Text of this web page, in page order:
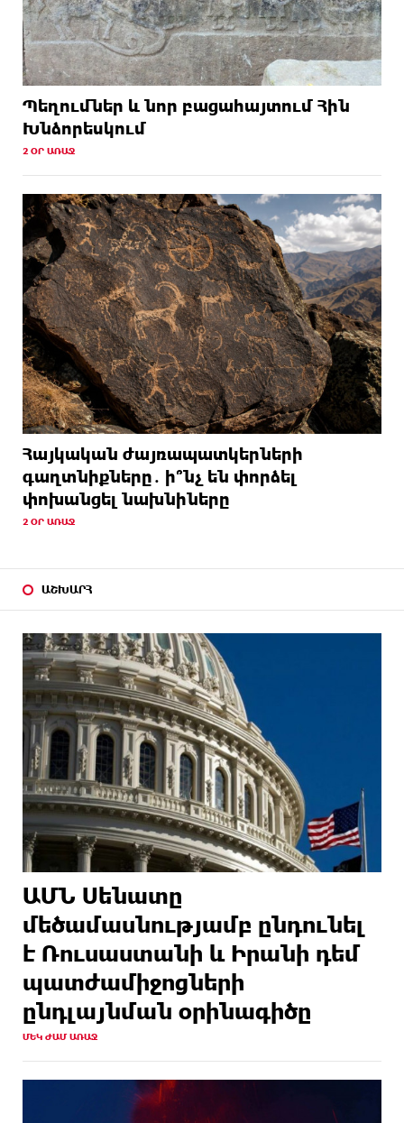
Պեղումներ և նոր բացահայտում Հին
Խնձորեսկում
2 ՕՐ ԱՌԱՋ
Հայկական ժայռապատկերների
գաղտնիքները․ ի՞նչ են փորձել
փոխանցել նախնիները
2 ՕՐ ԱՌԱՋ
ԱՇԽԱՐՀ
ԱՄՆ Սենատը
մեծամասնությամբ ընդունել
է Ռուսաստանի և Իրանի դեմ
պատժամիջոցների
ընդլայնման օրինագիծը
ՄԵԿ ԺԱՄ ԱՌԱՋ